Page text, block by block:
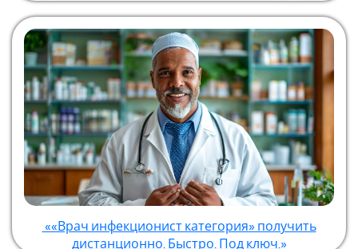
««Врач инфекционист категория» получить
дистанционно. Быстро. Под ключ.»